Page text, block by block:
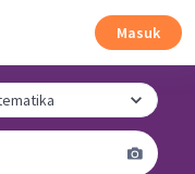
Masuk